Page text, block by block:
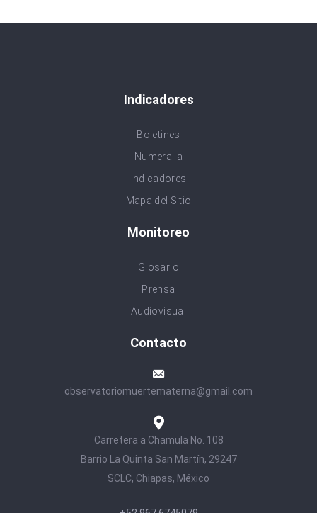
Indicadores
Boletines
Numeralia
Indicadores
Mapa del Sitio
Monitoreo
Glosario
Prensa
Audiovisual
Contacto
observatoriomuertematerna@gmail.com
Carretera a Chamula No. 108
Barrio La Quinta San Martín, 29247
SCLC, Chiapas, México